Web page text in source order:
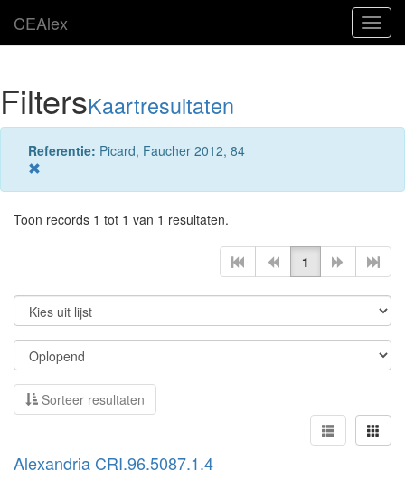
CEAlex
FiltersKaartresultaten
Referentie: Picard, Faucher 2012, 84
Toon records 1 tot 1 van 1 resultaten.
1
Sorteer resultaten
Alexandria CRI.96.5087.1.4